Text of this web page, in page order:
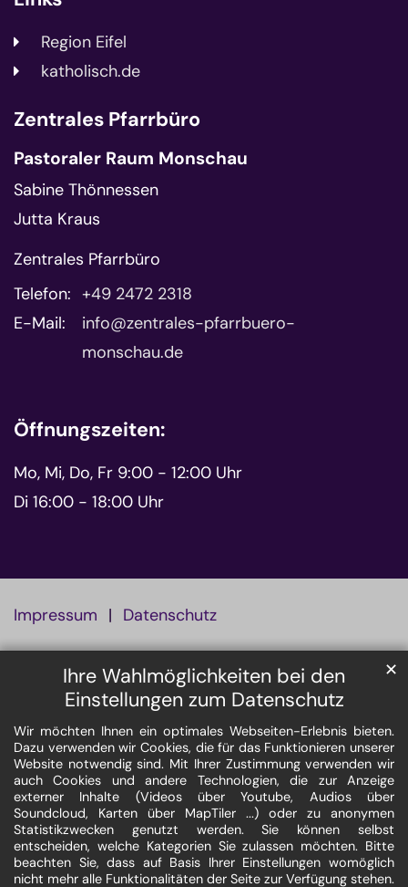
Ihre Wahlmöglichkeiten bei den
Einstellungen zum Datenschutz
Wir möchten Ihnen ein optimales Webseiten-Erlebnis bieten.
Dazu verwenden wir Cookies, die für das Funktionieren unserer
Website notwendig sind. Mit Ihrer Zustimmung verwenden wir
auch Cookies und andere Technologien, die zur Anzeige
externer Inhalte (Videos über Youtube, Audios über
Soundcloud, Karten über MapTiler ...) oder zu anonymen
Statistikzwecken genutzt werden. Sie können selbst
entscheiden, welche Kategorien Sie zulassen möchten. Bitte
beachten Sie, dass auf Basis Ihrer Einstellungen womöglich
nicht mehr alle Funktionalitäten der Seite zur Verfügung stehen.
✕
Region Eifel
katholisch.de
Zentrales Pfarrbüro
Pastoraler Raum Monschau
Sabine Thönnessen
Jutta Kraus
Zentrales Pfarrbüro
Telefon: +49 2472 2318
E-Mail:
info@zentrales-pfarrbuero-
monschau.de
Öffnungszeiten:
Mo, Mi, Do, Fr 9:00 - 12:00 Uhr
Di 16:00 - 18:00 Uhr
Impressum Datenschutz